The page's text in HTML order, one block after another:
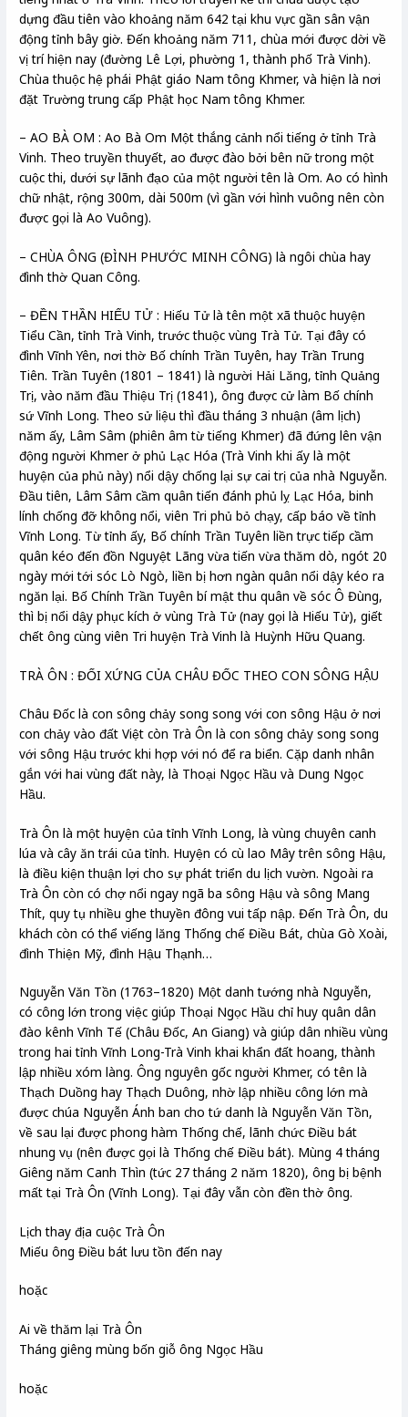
dựng đầu tiên vào khoảng năm 642 tại khu vực gần sân vận
động tỉnh bây giờ. Đến khoảng năm 711, chùa mới được dời về
vị trí hiện nay (đường Lê Lợi, phường 1, thành phố Trà Vinh).
Chùa thuộc hệ phái Phật giáo Nam tông Khmer, và hiện là nơi
đặt Trường trung cấp Phật học Nam tông Khmer.
– AO BÀ OM : Ao Bà Om Một thắng cảnh nổi tiếng ở tỉnh Trà
Vinh. Theo truyền thuyết, ao được đào bởi bên nữ trong một
cuộc thi, dưới sự lãnh đạo của một người tên là Om. Ao có hình
chữ nhật, rộng 300m, dài 500m (vì gần với hình vuông nên còn
được gọi là Ao Vuông).
– CHÙA ÔNG (ĐÌNH PHƯỚC MINH CÔNG) là ngôi chùa hay
đình thờ Quan Công.
– ĐỀN THẦN HIẾU TỬ : Hiếu Tử là tên một xã thuộc huyện
Tiểu Cần, tỉnh Trà Vinh, trước thuộc vùng Trà Tử. Tại đây có
đình Vĩnh Yên, nơi thờ Bố chính Trần Tuyên, hay Trần Trung
Tiên. Trần Tuyên (1801 – 1841) là người Hải Lăng, tỉnh Quảng
Trị, vào năm đầu Thiệu Trị (1841), ông được cử làm Bố chính
sứ Vĩnh Long. Theo sử liệu thì đầu tháng 3 nhuận (âm lịch)
năm ấy, Lâm Sâm (phiên âm từ tiếng Khmer) đã đứng lên vận
động người Khmer ở phủ Lạc Hóa (Trà Vinh khi ấy là một
huyện của phủ này) nổi dậy chống lại sự cai trị của nhà Nguyễn.
Đầu tiên, Lâm Sâm cầm quân tiến đánh phủ lỵ Lạc Hóa, binh
lính chống đỡ không nổi, viên Tri phủ bỏ chạy, cấp báo về tỉnh
Vĩnh Long. Từ tỉnh ấy, Bố chính Trần Tuyên liền trực tiếp cầm
quân kéo đến đồn Nguyệt Lãng vừa tiến vừa thăm dò, ngót 20
ngày mới tới sóc Lò Ngò, liền bị hơn ngàn quân nổi dậy kéo ra
ngăn lại. Bố Chính Trần Tuyên bí mật thu quân về sóc Ô Đùng,
thì bị nổi dậy phục kích ở vùng Trà Tử (nay gọi là Hiếu Tử), giết
chết ông cùng viên Tri huyện Trà Vinh là Huỳnh Hữu Quang.
TRÀ ÔN : ĐỐI XỨNG CỦA CHÂU ĐỐC THEO CON SÔNG HẬU
Châu Đốc là con sông chảy song song với con sông Hậu ở nơi
con chảy vào đất Việt còn Trà Ôn là con sông chảy song song
với sông Hậu trước khi hợp với nó để ra biển. Cặp danh nhân
gắn với hai vùng đất này, là Thoại Ngọc Hầu và Dung Ngọc
Hầu.
Trà Ôn là một huyện của tỉnh Vĩnh Long, là vùng chuyên canh
lúa và cây ăn trái của tỉnh. Huyện có cù lao Mây trên sông Hậu,
là điều kiện thuận lợi cho sự phát triển du lịch vườn. Ngoài ra
Trà Ôn còn có chợ nổi ngay ngã ba sông Hậu và sông Mang
Thít, quy tụ nhiều ghe thuyền đông vui tấp nập. Đến Trà Ôn, du
khách còn có thể viếng lăng Thống chế Điều Bát, chùa Gò Xoài,
đình Thiện Mỹ, đình Hậu Thạnh…
Nguyễn Văn Tồn (1763–1820) Một danh tướng nhà Nguyễn,
có công lớn trong việc giúp Thoại Ngọc Hầu chỉ huy quân dân
đào kênh Vĩnh Tế (Châu Đốc, An Giang) và giúp dân nhiều vùng
trong hai tỉnh Vĩnh Long-Trà Vinh khai khẩn đất hoang, thành
lập nhiều xóm làng. Ông nguyên gốc người Khmer, có tên là
Thạch Duồng hay Thạch Duông, nhờ lập nhiều công lớn mà
được chúa Nguyễn Ánh ban cho tứ danh là Nguyễn Văn Tồn,
về sau lại được phong hàm Thống chế, lãnh chức Điều bát
nhung vụ (nên được gọi là Thống chế Điều bát). Mùng 4 tháng
Giêng năm Canh Thìn (tức 27 tháng 2 năm 1820), ông bị bệnh
mất tại Trà Ôn (Vĩnh Long). Tại đây vẫn còn đền thờ ông.
Lịch thay địa cuộc Trà Ôn
Miếu ông Điều bát lưu tồn đến nay
hoặc
Ai về thăm lại Trà Ôn
Tháng giêng mùng bốn giỗ ông Ngọc Hầu
hoặc